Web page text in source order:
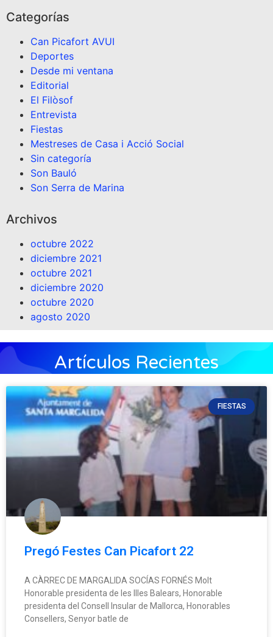
Categorías
Can Picafort AVUI
Deportes
Desde mi ventana
Editorial
El Filòsof
Entrevista
Fiestas
Mestreses de Casa i Acció Social
Sin categoría
Son Bauló
Son Serra de Marina
Archivos
octubre 2022
diciembre 2021
octubre 2021
diciembre 2020
octubre 2020
agosto 2020
Artículos Recientes
FIESTAS
Pregó Festes Can Picafort 22
A CÀRREC DE MARGALIDA SOCÍAS FORNÉS Molt
Honorable presidenta de les Illes Balears, Honorable
presidenta del Consell Insular de Mallorca, Honorables
Consellers, Senyor batle de